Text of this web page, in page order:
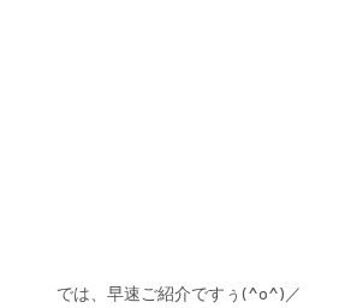
では、早速ご紹介ですぅ(^o^)／